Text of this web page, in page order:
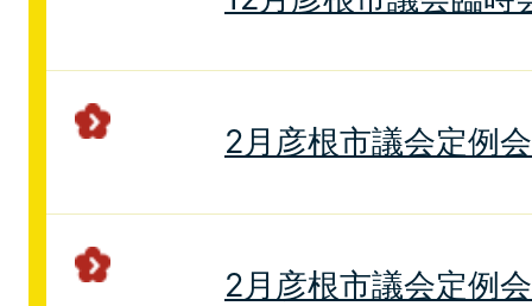
2月彦根市議会定例
2月彦根市議会定例